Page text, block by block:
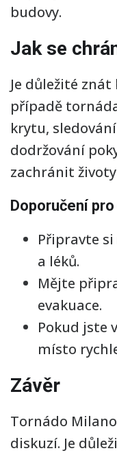
budovy.
Jak se
Je důležité
případě
krytu,
dodržování
zachránit
Doporučení
Připravte
a léků.
Mějte
evakuace.
Pokud jste
místo
Závěr
Tornádo
diskuzí. Je